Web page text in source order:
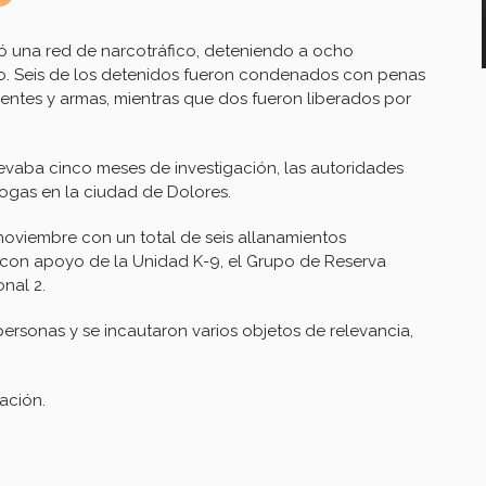
una red de narcotráfico, deteniendo a ocho
Seis de los detenidos fueron condenados con penas
y armas, mientras que dos fueron liberados por
cinco meses de investigación, las autoridades
en la ciudad de Dolores.
con un total de seis allanamientos
apoyo de la Unidad K-9, el Grupo de Reserva
2.
y se incautaron varios objetos de relevancia,